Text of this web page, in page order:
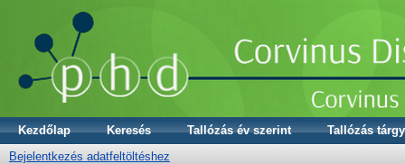
Kezdőlap Keresés Tallózás év szerint
Tallózás
Bejelentkezés adatfeltöltéshez